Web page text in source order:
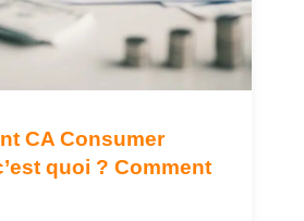
CA Consumer
quoi ? Comment